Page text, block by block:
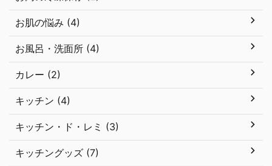
お肌の悩み (4)
お風呂・洗面所 (4)
カレー (2)
キッチン (4)
キッチン・ド・レミ (3)
キッチングッズ (7)